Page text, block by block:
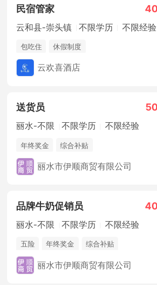
民宿管家
云和县-崇头镇 不限学历 不限经验
包吃住 休假制度
云欢喜酒店
送货员
丽水-不限 不限学历 不限经验
年终奖金 综合补贴
丽水市伊顺商贸有限公司
品牌牛奶促销员
丽水-不限 不限学历 不限经验
五险 年终奖金 综合补贴
丽水市伊顺商贸有限公司